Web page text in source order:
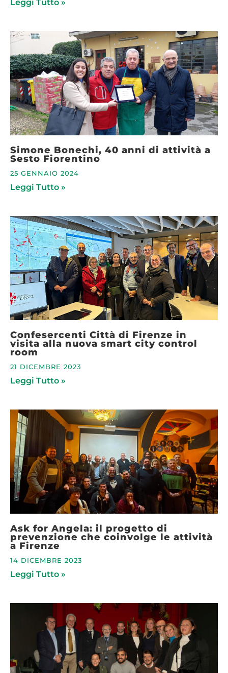
Leggi Tutto »
Simone Bonechi, 40 anni di attività a
Sesto Fiorentino
25 GENNAIO 2024
Leggi Tutto »
Confesercenti Città di Firenze in
visita alla nuova smart city control
room
21 DICEMBRE 2023
Leggi Tutto »
Ask for Angela: il progetto di
prevenzione che coinvolge le attività
a Firenze
14 DICEMBRE 2023
Leggi Tutto »